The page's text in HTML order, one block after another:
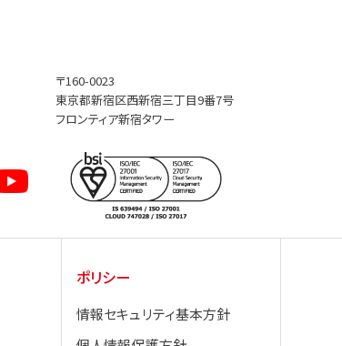
〒160-0023
東京都新宿区西新宿三丁目9番7号
フロンティア新宿タワー
ポリシー
情報セキュリティ基本方針